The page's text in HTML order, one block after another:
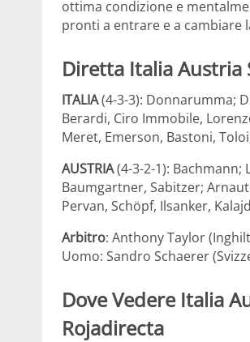
ottima condizione e
pronti a entrare e a cambiare
Diretta Italia
ITALIA(4-3-3): Donnarumma;
Berardi, Ciro Immobile,
Meret, Emerson, Bastoni,
AUSTRIA(4-3-2-1): Bachmann;
Baumgartner, Sabitzer;
Pervan, Schöpf, Ilsanker,
Arbitro: Anthony Taylor
Uomo: Sandro Schaerer
Dove Vedere Italia
Rojadirecta